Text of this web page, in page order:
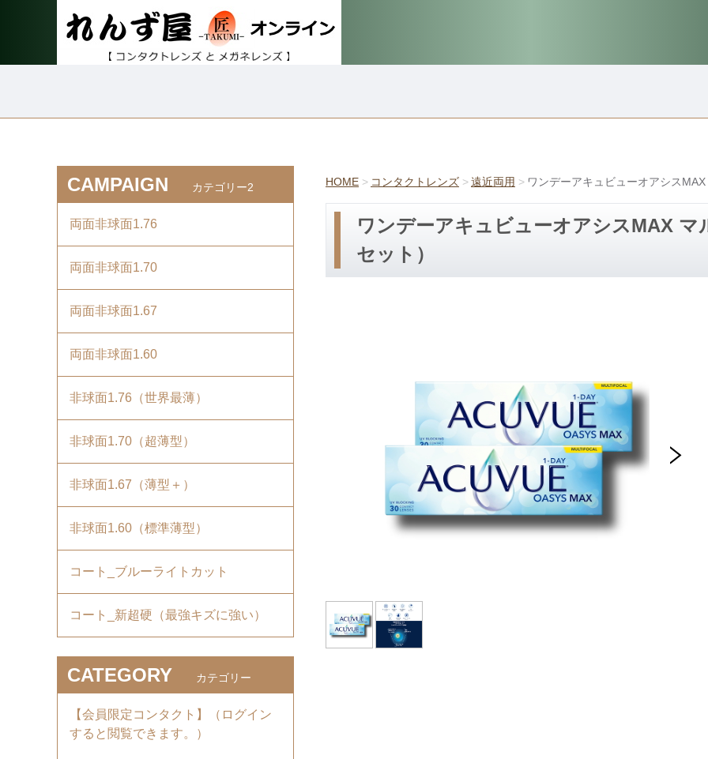
HOME コンタクトレンズ 遠近両用 ワンデーアキュビューオアシス
ワンデーアキュビューオアシスMAX マ
セット）
CAMPAIGN カテゴリー2
両面非球面1.76
両面非球面1.70
両面非球面1.67
両面非球面1.60
非球面1.76（世界最薄）
非球面1.70（超薄型）
非球面1.67（薄型＋）
非球面1.60（標準薄型）
コート_ブルーライトカット
コート_新超硬（最強キズに強い）
CATEGORY カテゴリー
【会員限定コンタクト】（ログイン
すると閲覧できます。）